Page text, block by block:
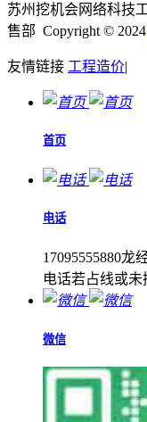
苏州挖机会网络科技
售部 Copyright © 2024
友情链接 工程造价|
首页
电话
17095555880龙
电话若占线或
微信